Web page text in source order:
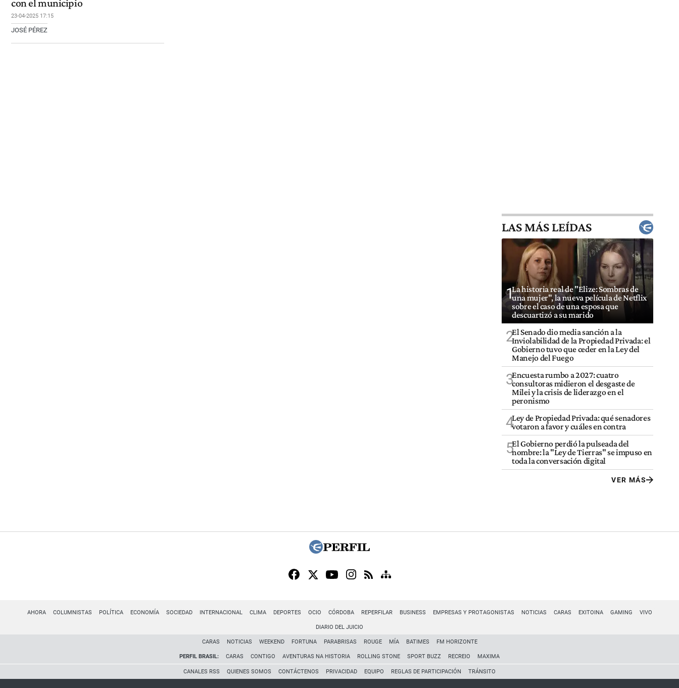
con el municipio
23-04-2025 17:15
JOSÉ PÉREZ
LAS MÁS LEÍDAS
1La historia real de "Elize: Sombras de
una mujer", la nueva película de Netflix
sobre el caso de una esposa que
descuartizó a su marido
2El Senado dio media sanción a la
Inviolabilidad de la Propiedad Privada: el
Gobierno tuvo que ceder en la Ley del
Manejo del Fuego
3Encuesta rumbo a 2027: cuatro
consultoras midieron el desgaste de
Milei y la crisis de liderazgo en el
peronismo
4Ley de Propiedad Privada: qué senadores
votaron a favor y cuáles en contra
5El Gobierno perdió la pulseada del
nombre: la "Ley de Tierras" se impuso en
toda la conversación digital
VER MÁS
AHORA COLUMNISTAS POLÍTICA ECONOMÍA SOCIEDAD INTERNACIONAL CLIMA DEPORTES OCIO CÓRDOBA REPERFILAR BUSINESS EMPRESAS Y PROTAGONISTAS NOTICIAS CARAS EXITOINA GAMING VIVO
DIARIO DEL JUICIO
CARAS NOTICIAS WEEKEND FORTUNA PARABRISAS ROUGE MÍA BATIMES FM HORIZONTE
PERFIL BRASIL: CARAS CONTIGO AVENTURAS NA HISTORIA ROLLING STONE SPORT BUZZ RECREIO MAXIMA
CANALES RSS QUIENES SOMOS CONTÁCTENOS PRIVACIDAD EQUIPO REGLAS DE PARTICIPACIÓN TRÁNSITO